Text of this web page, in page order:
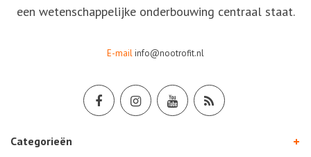
een wetenschappelijke onderbouwing centraal staat.
E-mailinfo@nootrofit.nl
Categorieën